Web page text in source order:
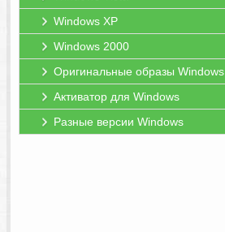
Windows XP
Windows 2000
Оригинальные образы Windows
Активатор для Windows
Разные версии Windows